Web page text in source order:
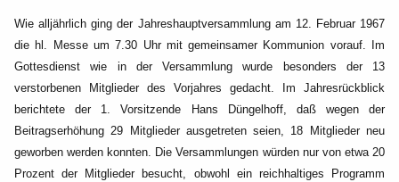
Wie alljährlich ging der Jahreshauptversammlung am 12. Februar 1967
die hl. Messe um 7.30 Uhr mitgemeinsamer Kommunion vorauf. Im
Gottesdienst wie in der Versammlung wurde besonders der 13
verstorbenen Mitglieder des Vorjahres gedacht. Im Jahresrückblick
berichtete der 1. Vorsitzende Hans
Düngelhoff, daß wegen der
Beitragserhöhung 29 Mitglieder ausgetreten seien, 18 Mitglieder neu
geworben werden konnten. Die Versammlungen würden nur von etwa 20
Prozent der Mitglieder besucht, obwohl ein reichhaltiges Programm